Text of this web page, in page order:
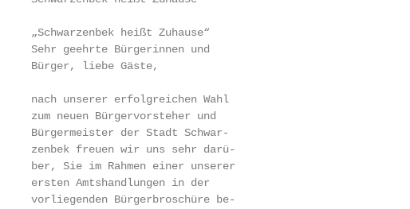
„Schwarzenbek heißt Zuhause“
Sehr geehrte Bürgerinnen und
Bürger, liebe Gäste,
nach unserer erfolgreichen Wahl
zum neuen Bürgervorsteher und
Bürgermeister der Stadt Schwar-
zenbek freuen wir uns sehr darü-
ber, Sie im Rahmen einer unserer
ersten Amtshandlungen in der
vorliegenden Bürgerbroschüre be-